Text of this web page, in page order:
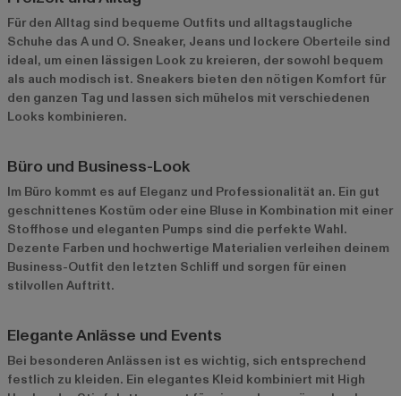
Für den Alltag sind bequeme Outfits und alltagstaugliche
Schuhe das A und O. Sneaker, Jeans und lockere Oberteile sind
ideal, um einen lässigen Look zu kreieren, der sowohl bequem
als auch modisch ist. Sneakers bieten den nötigen Komfort für
den ganzen Tag und lassen sich mühelos mit verschiedenen
Looks kombinieren.
Büro und Business-Look
Im Büro kommt es auf Eleganz und Professionalität an. Ein gut
geschnittenes Kostüm oder eine Bluse in Kombination mit einer
Stoffhose und eleganten Pumps sind die perfekte Wahl.
Dezente Farben und hochwertige Materialien verleihen deinem
Business-Outfit den letzten Schliff und sorgen für einen
stilvollen Auftritt.
Elegante Anlässe und Events
Bei besonderen Anlässen ist es wichtig, sich entsprechend
festlich zu kleiden. Ein elegantes Kleid kombiniert mit High